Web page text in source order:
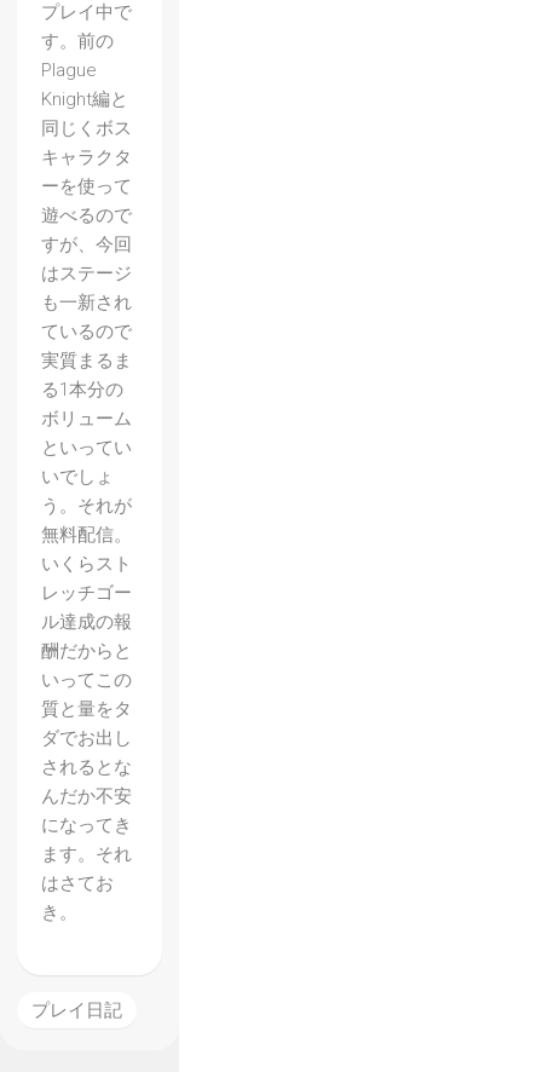
プレイ中で
す。前の
Plague
Knight編と
同じくボス
キャラクタ
ーを使って
遊べるので
すが、今回
はステージ
も一新され
ているので
実質まるま
る1本分の
ボリューム
といってい
いでしょ
う。それが
無料配信。
いくらスト
レッチゴー
ル達成の報
酬だからと
いってこの
質と量をタ
ダでお出し
されるとな
んだか不安
になってき
ます。それ
はさてお
き。
プレイ日記
【Holl
ow
Knight
】レビ
ュー
メトロ
イドヴ
ァニア
という